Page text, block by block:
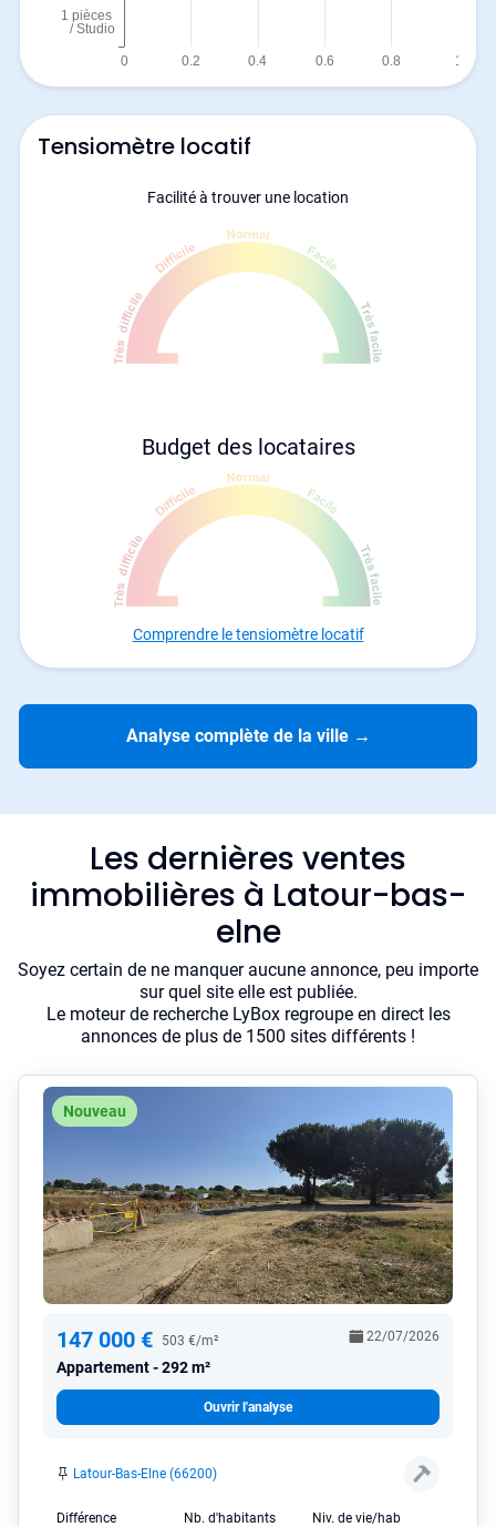
Tensiomètre locatif
Facilité à trouver une location
Budget des locataires
Comprendre le tensiomètre locatif
Analyse complète de la ville →
Les dernières ventes
immobilières à Latour-bas-
elne
Soyez certain de ne manquer aucune annonce, peu importe
sur quel site elle est publiée.
Le moteur de recherche LyBox regroupe en direct les
annonces de plus de 1500 sites différents !
Nouveau
147 000 € 503 €/m²
Appartement 292 m²
22/07/2026
Ouvrir l'analyse
Latour-Bas-Elne (66200)
Différence
Nb. d'habitants
Niv. de vie/hab